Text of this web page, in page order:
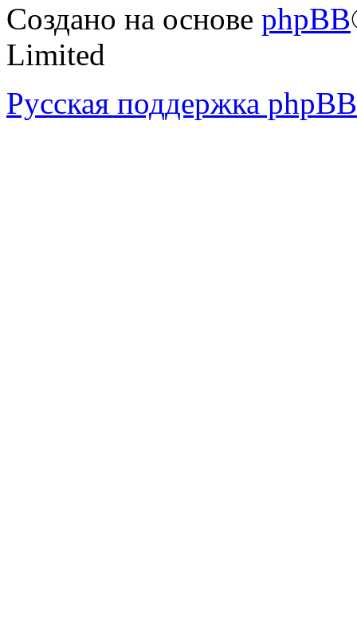
Создано на основе phpBB
Limited
Русская поддержка phpBB